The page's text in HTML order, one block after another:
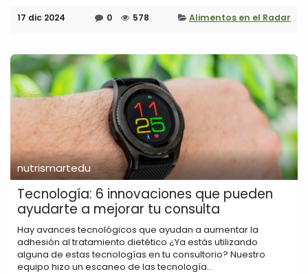
17 dic 2024 0 578 Alimentos en el Radar
nutrismartedu
Tecnología: 6 innovaciones que pueden
ayudarte a mejorar tu consulta
Hay avances tecnológicos que ayudan a aumentar la
adhesión al tratamiento dietético ¿Ya estás utilizando
alguna de estas tecnologías en tu consultorio? Nuestro
equipo hizo un escaneo de las tecnología...